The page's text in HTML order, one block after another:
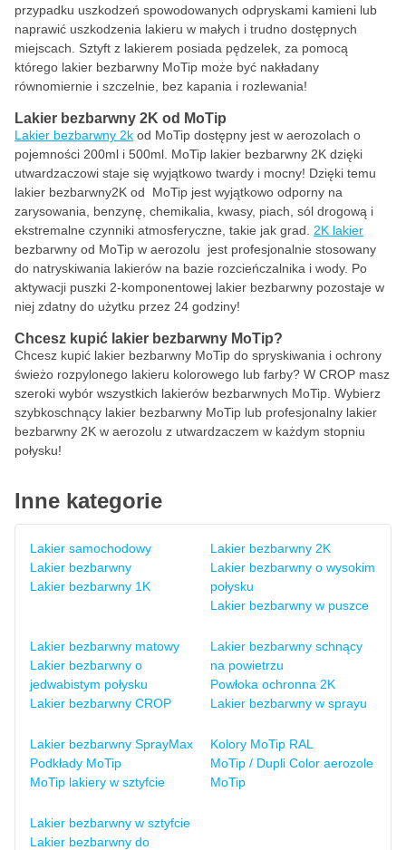
przypadku uszkodzeń spowodowanych odpryskami kamieni lub
naprawić uszkodzenia lakieru w małych i trudno dostępnych
miejscach. Sztyft z lakierem posiada pędzelek, za pomocą
którego lakier bezbarwny MoTip może być nakładany
równomiernie i szczelnie, bez kapania i rozlewania!
Lakier bezbarwny 2K od MoTip
Lakier bezbarwny 2k od MoTip dostępny jest w aerozolach o
pojemności 200ml i 500ml. MoTip lakier bezbarwny 2K dzięki
utwardzaczowi staje się wyjątkowo twardy i mocny! Dzięki temu
lakier bezbarwny2K od MoTip jest wyjątkowo odporny na
zarysowania, benzynę, chemikalia, kwasy, piach, sól drogową i
ekstremalne czynniki atmosferyczne, takie jak grad. 2K lakier
bezbarwny od MoTip w aerozolu jest profesjonalnie stosowany
do natryskiwania lakierów na bazie rozcieńczalnika i wody. Po
aktywacji puszki 2-komponentowej lakier bezbarwny pozostaje w
niej zdatny do użytku przez 24 godziny!
Chcesz kupić lakier bezbarwny MoTip?
Chcesz kupić lakier bezbarwny MoTip do spryskiwania i ochrony
świeżo rozpylonego lakieru kolorowego lub farby? W CROP masz
szeroki wybór wszystkich lakierów bezbarwnych MoTip. Wybierz
szybkoschnący lakier bezbarwny MoTip lub profesjonalny lakier
bezbarwny 2K w aerozolu z utwardzaczem w każdym stopniu
połysku!
Inne kategorie
Lakier samochodowy
Lakier bezbarwny
Lakier bezbarwny 1K
Lakier bezbarwny 2K
Lakier bezbarwny o wysokim
połysku
Lakier bezbarwny w puszce
Lakier bezbarwny matowy
Lakier bezbarwny o
jedwabistym połysku
Lakier bezbarwny CROP
Lakier bezbarwny schnący
na powietrzu
Powłoka ochronna 2K
Lakier bezbarwny w sprayu
Lakier bezbarwny SprayMax
Podkłady MoTip
MoTip lakiery w sztyfcie
Kolory MoTip RAL
MoTip / Dupli Color aerozole
MoTip
Lakier bezbarwny w sztyfcie
Lakier bezbarwny do